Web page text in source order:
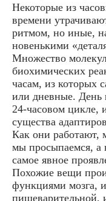
Некоторые из
времени
ритмом, но иные,
новенькими
Множество
биохимических
часам, из которых
или дневные. День
24-часовом цикле,
существа
Как они работают,
мы просыпаемся, а
самое явное
Похожие вещи
функциями мозга,
пищеварительной,